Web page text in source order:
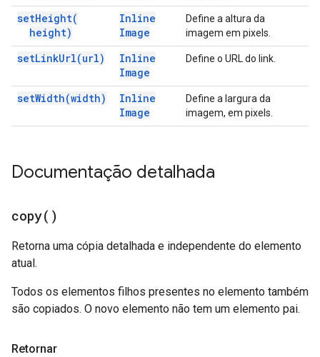
setHeight(
height)
Inline
Image
Define a altura da
imagem em pixels.
setLinkUrl(url)
Inline
Image
Define o URL do link.
setWidth(width)
Inline
Image
Define a largura da
imagem, em pixels.
Documentação detalhada
copy( )
Retorna uma cópia detalhada e independente do elemento
atual.
Todos os elementos filhos presentes no elemento também
são copiados. O novo elemento não tem um elemento pai.
Retornar